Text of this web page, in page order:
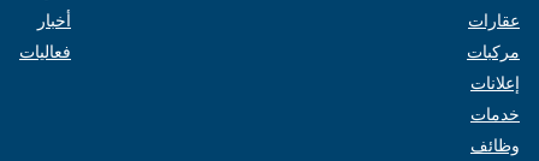
عقارات
مركبات
إعلانات
خدمات
وظائف
أخبار
فعاليات